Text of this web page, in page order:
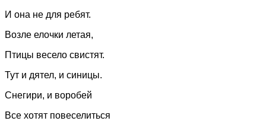
И она не для ребят.
Возле елочки летая,
Птицы весело свистят.
Тут и дятел, и синицы.
Снегири, и воробей
Все хотят повеселиться